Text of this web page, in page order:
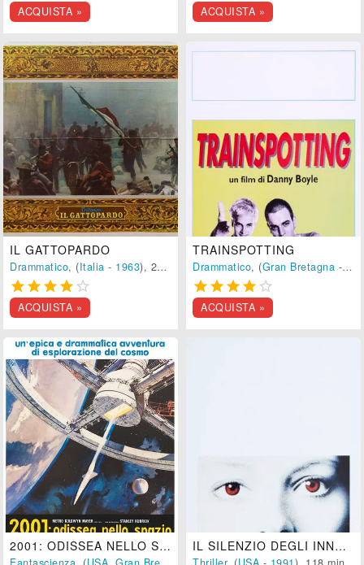
ACQUISTA » ACQUISTA »
IL GATTOPARDO
Drammatico, (Italia - 1963), 205 min.
    
ACQUISTA »
TRAINSPOTTING
Drammatico, (Gran Bretagna -
    
ACQUISTA »
2001: ODISSEA NELLO SPAZIO IL SILENZIO DEGLI INNOCENTI